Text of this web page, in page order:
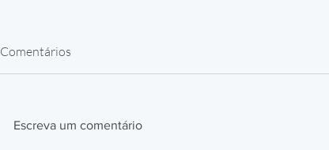
Comentários
Escreva um comentário